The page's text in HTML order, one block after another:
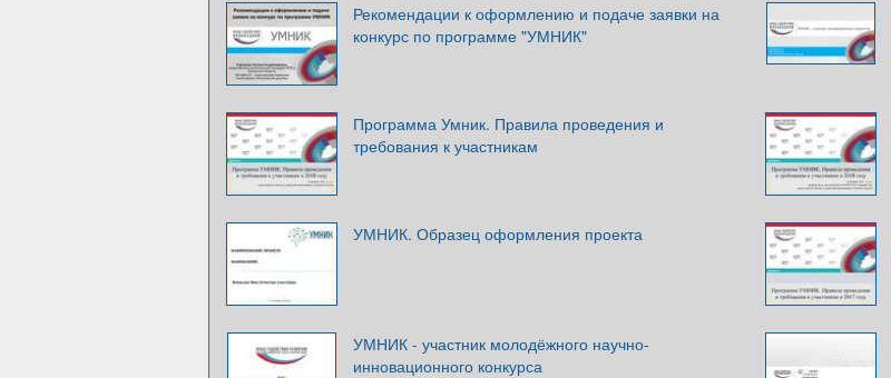
Рекомендации к оформлению и подаче заявки на
конкурс по программе "УМНИК"
Программа Умник. Правила проведения и
требования к участникам
УМНИК. Образец оформления проекта
УМНИК - участник молодёжного научно-
инновационного конкурса